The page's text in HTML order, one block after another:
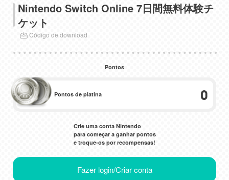
Nintendo Switch Online 7日間無料体験チ
ケット
Código de download
Pontos
Pontos de platina 0
Crie uma conta Nintendo
para começar a ganhar pontos
e troque-os por recompensas!
Fazer login/Criar conta